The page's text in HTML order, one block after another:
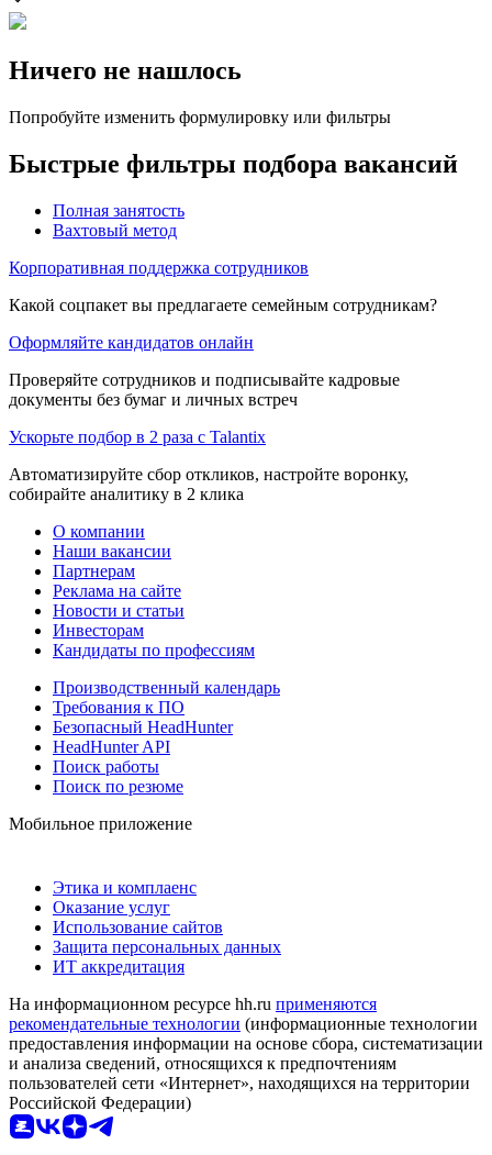
Ничего не нашлось
Попробуйте изменить формулировку или фильтры
Быстрые фильтры подбора вакансий
Полная занятость
Вахтовый метод
Корпоративная поддержка сотрудников
Какой соцпакет вы предлагаете семейным сотрудникам?
Оформляйте кандидатов онлайн
Проверяйте сотрудников и подписывайте кадровые
документы без бумаг и личных встреч
Ускорьте подбор в 2 раза с Talantix
Автоматизируйте сбор откликов, настройте воронку,
собирайте аналитику в 2 клика
О компании
Наши вакансии
Партнерам
Реклама на сайте
Новости и статьи
Инвесторам
Кандидаты по профессиям
Производственный календарь
Требования к ПО
Безопасный HeadHunter
HeadHunter API
Поиск работы
Поиск по резюме
Мобильное приложение
Этика и комплаенс
Оказание услуг
Использование сайтов
Защита персональных данных
ИТ аккредитация
На информационном ресурсе hh.ru применяются
рекомендательные технологии (информационные технологии
предоставления информации на основе сбора, систематизации
и анализа сведений, относящихся к предпочтениям
пользователей сети «Интернет», находящихся на территории
Российской Федерации)